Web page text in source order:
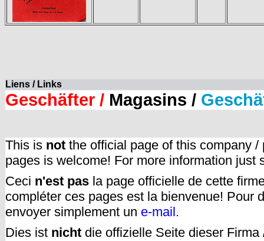
Liens / Links
Geschäfter / Magasins /
This is not the official page of this company
pages is welcome! For more information just
Ceci n'est pas la page officielle de cette
compléter ces pages est la bienvenue! Pour
envoyer simplement un e-mail.
Dies ist nicht die offizielle Seite dieser